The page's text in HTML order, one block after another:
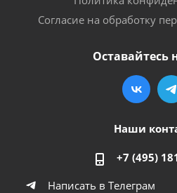
Согласие на обработку
Оставайтесь
Наши
+7 (495)
Написать в Телеграм